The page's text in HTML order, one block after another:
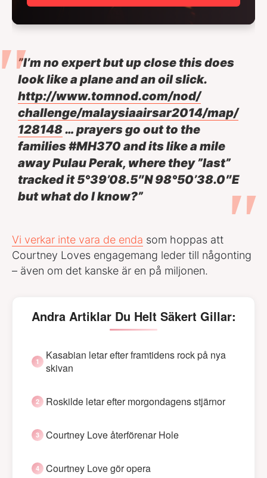
”I’m no expert but up close this does
look like a plane and an oil slick.
http://www.tomnod.com/nod/
challenge/malaysiaairsar2014/map/
128148… prayers go out to the
families#MH370 and its like a mile
away Pulau Perak, where they ”last”
tracked it 5°39’08.5″N 98°50’38.0″E
but what do I know?”
Vi verkar inte vara de enda som hoppas att
Courtney Loves engagemang leder till någonting
– även om det kanske är en på miljonen.
Andra Artiklar Du Helt Säkert Gillar:
Kasabian letar efter framtidens rock på nya
skivan
Roskilde letar efter morgondagens stjärnor
Courtney Love återförenar Hole
Courtney Love gör opera